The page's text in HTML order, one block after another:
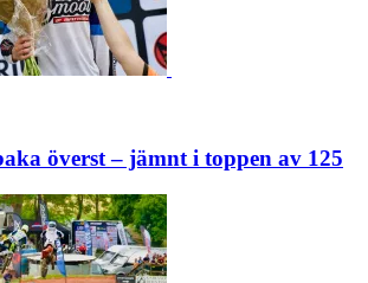
överst – jämnt i toppen av 125